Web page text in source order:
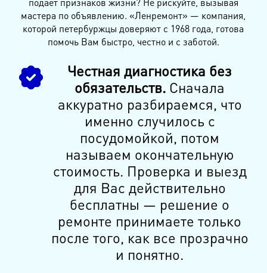
мастера по объявлению. «Ленремонт» — компания,
которой петербуржцы доверяют с 1968 года, готова
помочь Вам быстро, честно и с заботой.
Честная диагностика без
обязательств. Сначала
аккуратно разбираемся, что
именно случилось с
посудомойкой, потом
называем окончательную
стоимость. Проверка и выезд
для Вас действительно
бесплатны — решение о
ремонте принимаете только
после того, как все прозрачно
и понятно.